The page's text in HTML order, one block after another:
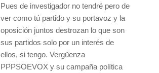
Pues de investigador no tendré pero de
ver como tú partido y su portavoz y la
oposición juntos destrozan lo que son
sus partidos solo por un interés de
ellos, si tengo. Vergüenza
PPPSOEVOX y su campaña política